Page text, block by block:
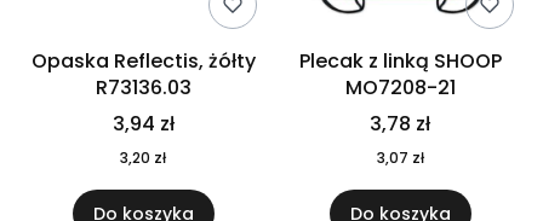
Opaska Reflectis, żółty
R73136.03
3,94 zł
3,20 zł
Do koszyka
Plecak z linką SHOOP
MO7208-21
3,78 zł
3,07 zł
Do koszyka